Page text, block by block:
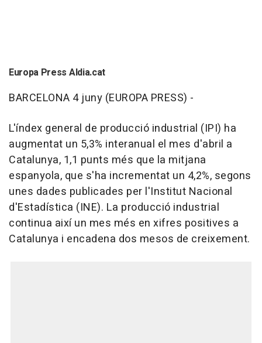
Europa Press Aldia.cat
BARCELONA 4 juny (EUROPA PRESS) -
L'índex general de producció industrial (IPI) ha
augmentat un 5,3% interanual el mes d'abril a
Catalunya, 1,1 punts més que la mitjana
espanyola, que s'ha incrementat un 4,2%, segons
unes dades publicades per l'Institut Nacional
d'Estadística (INE). La producció industrial
continua així un mes més en xifres positives a
Catalunya i encadena dos mesos de creixement.